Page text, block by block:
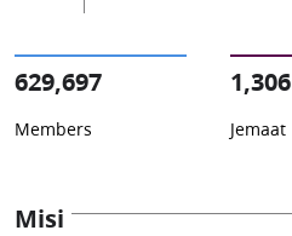
629,697
Members
1,306
Jemaat
Misi